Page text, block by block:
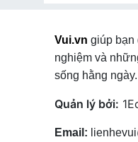
tại Xã Cầu Khởi,
tại Xã Tân Thành,
Phước Vinh ,
Vui.vn giúp bạn
nghiệm và
sống hằng ngày.
Quản lý bởi:
Email: